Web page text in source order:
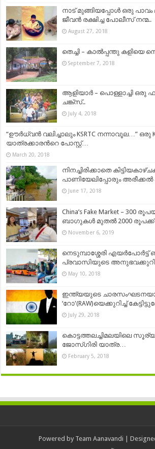
നാട് മുങ്ങിയപ്പോൾ ഒരു പാവം
ജീവൻ രക്ഷിച്ച പോലീസ് നന്മ..
August 27, 2018
തെച്ചി – കാൽപ്പന്തു കളിയെ
September 7, 2018
ആളിയാർ – പൊള്ളാച്ചി
ചങ്ക്‌സ്..
July 4, 2018
“ഊർധ്വൻ വലിച്ചാലും KSRTC നന്നാവൂല…” ഒരു
യാത്രക്കാരന്‍റെ പോസ്റ്റ്‌…
March 20, 2018
നിനച്ചിരിക്കാതെ
പാണിയേലിപ്പോരും
June 17, 2018
China’s Fake Market –
ബാഗുകൾ മുതൽ 2000 രൂപക്ക്
November 6, 2019
നെടുമ്പാശ്ശേരി എയര്‍പോര്‍ട്ട്
പ്രവാസിയുടെ
May 10, 2018
ഇന്ത്യയുടെ
‘റോ'(RAW)യെക്കുറിച്ച്
July 29, 2018
കൊട്ടത്തലച്ചിമലയിലെ
ജോസ്‌ഗിരി യാത്ര…
February 5, 2018
Powered by Team Aanavandi |